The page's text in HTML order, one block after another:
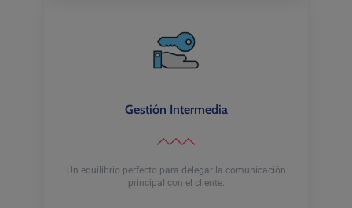
Gestión Intermedia
Un equilibrio perfecto para delegar la comunicación
principal con el cliente.